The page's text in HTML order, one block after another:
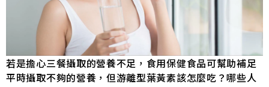
若是擔心三餐攝取的營養不足，食用保健食品可幫助補足
平時攝取不夠的營養，但游離型葉黃素該怎麼吃？哪些人